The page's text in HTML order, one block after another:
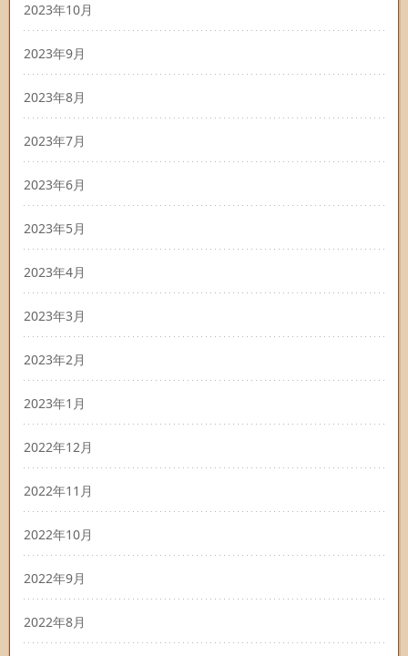
2023年10月
2023年9月
2023年8月
2023年7月
2023年6月
2023年5月
2023年4月
2023年3月
2023年2月
2023年1月
2022年12月
2022年11月
2022年10月
2022年9月
2022年8月